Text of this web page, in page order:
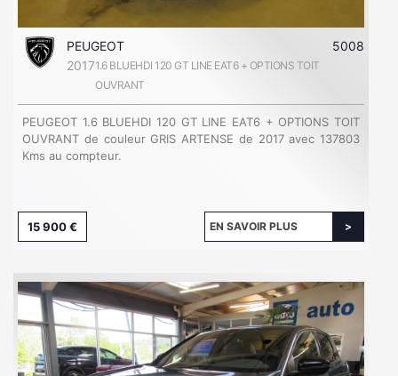
PEUGEOT
5008
20171.6 BLUEHDI 120 GT LINE EAT6 + OPTIONS TOIT
OUVRANT
PEUGEOT 1.6 BLUEHDI 120 GT LINE EAT6 + OPTIONS TOIT
OUVRANT de couleur GRIS ARTENSE de 2017 avec 137803
Kms au compteur.
15 900 € EN SAVOIR PLUS